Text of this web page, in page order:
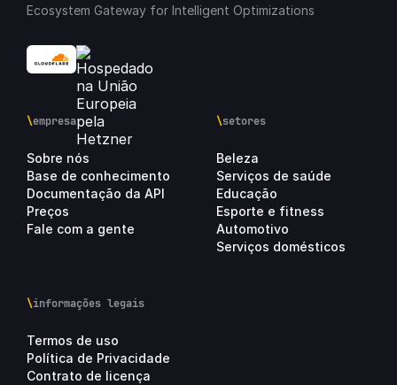
Ecosystem Gateway for Intelligent Optimizations
\empresa
Sobre nós
Base de conhecimento
Documentação da API
Preços
Fale com a gente
\setores
Beleza
Serviços de saúde
Educação
Esporte e fitness
Automotivo
Serviços domésticos
\informações legais
Termos de uso
Política de Privacidade
Contrato de licença